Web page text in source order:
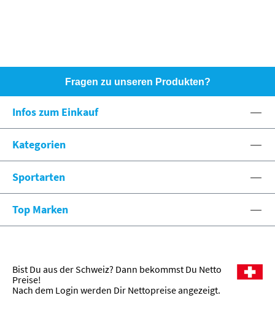
Fragen zu unseren Produkten?
eshop@spexx.org
Infos zum Einkauf
Kategorien
Sportarten
Top Marken
Bist Du aus der Schweiz? Dann bekommst Du Netto
Preise!
Nach dem Login werden Dir Nettopreise angezeigt.